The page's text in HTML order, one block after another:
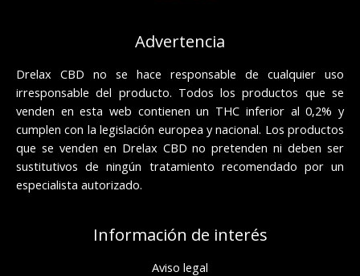
Advertencia
Drelax CBD no se hace responsable de cualquier uso
irresponsable del producto. Todos los productos que se
venden en esta web contienen un THC inferior al 0,2% y
cumplen con la legislación europea y nacional. Los productos
que se venden en Drelax CBD no pretenden ni deben ser
sustitutivos de ningún tratamiento recomendado por un
especialista autorizado.
Información de interés
Aviso legal